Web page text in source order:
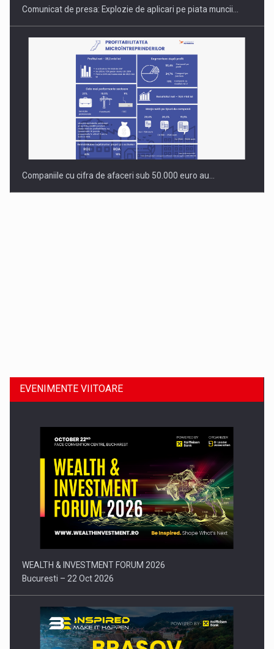
Comunicat de presa: Explozie de aplicari pe piata muncii…
Companiile cu cifra de afaceri sub 50.000 euro au…
Comunicat de presa: Joburile part-time reincep sa intre pe…
EVENIMENTE VIITOARE
WEALTH & INVESTMENT FORUM 2026
Bucuresti – 22 Oct 2026